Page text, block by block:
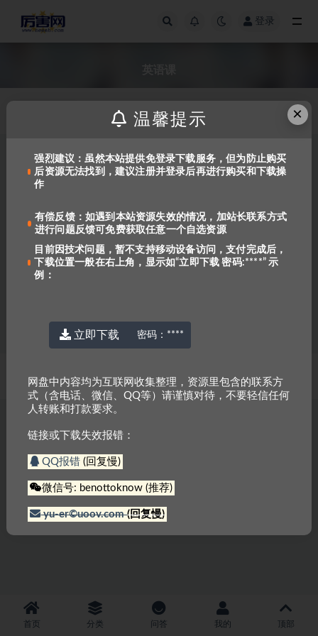
登录
美国小学自然科学课程 by
WorldCom Edu
© 2022 厉害网 京ICP备2023000337号-3
首页 分类 问答 我的 顶部
×
温馨提示
强烈建议：虽然本站提供免登录下载服务，但为防止购买
后资源无法找到，建议注册并登录后再进行购买和下载操
作
有偿反馈：如遇到本站资源失效的情况，加站长联系方式
进行问题反馈可免费获取任意一个自选资源
目前因技术问题，暂不支持移动设备访问，支付完成后，
下载位置一般在右上角，显示如“立即下载 密码:****” 示
例：
立即下载 密码： ****
网盘中内容均为互联网收集整理，资源里包含的联系方
式（含电话、微信、QQ等）请谨慎对待，不要轻信任何
人转账和打款要求。
链接或下载失效报错：
QQ报错(回复慢)
微信号: benottoknow (推荐)
yu-er©uoov.com(回复慢)